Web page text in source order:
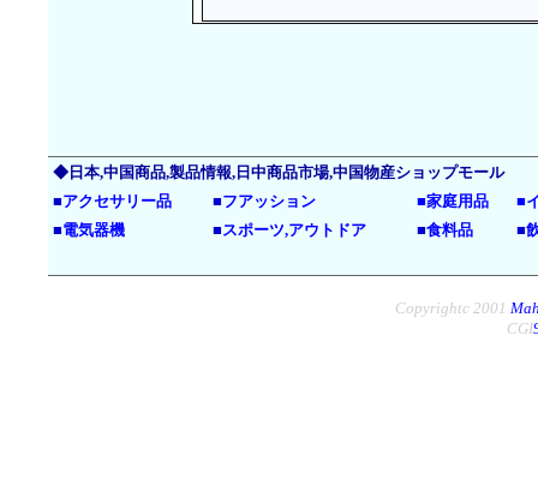
◆日本,中国商品,製品情報,日中商品市場,中国物産ショップモール
■アクセサリー品 ■フアッション ■家庭用品 ■
■電気器機 ■スポーツ,アウトドア ■食料品 ■
Copyrightc 2001
CGI